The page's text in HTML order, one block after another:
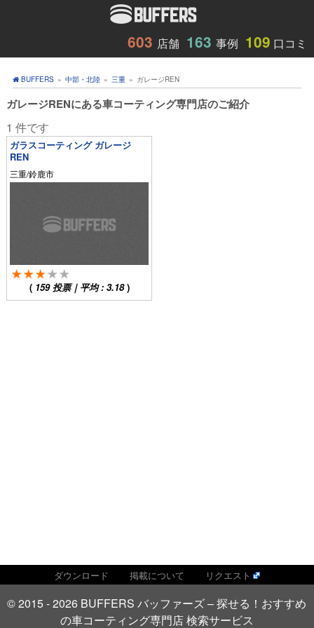
603 店舗 163 事例 109 口コミ
BUFFERS » 中部・北陸 » 三重 » ガレージREN
ガレージRENにある車コーティング専門店のご紹介
1 件です
ガラスコーティング ガレージ
REN
三重/鈴鹿市
( 159投票｜平均 : 3.18)
ダウンロード 掲載について リクエスト
© 2015 - 2026 BUFFERS バッファーズ – 探せる！おすすめ
の車コーティング専門店 検索サービス